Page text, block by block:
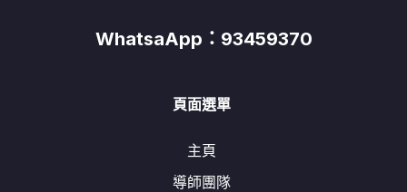
WhatsaApp：93459370
頁面選單
主頁
導師團隊